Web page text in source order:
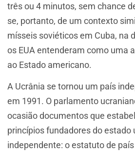
três ou 4 minutos, sem chance
se, portanto, de um contexto
mísseis soviéticos em Cuba, na
os EUA entenderam como uma
ao Estado americano.
A Ucrânia se tornou um país
em 1991. O parlamento
ocasião documentos que
princípios fundadores do estado
independente: o estatuto de